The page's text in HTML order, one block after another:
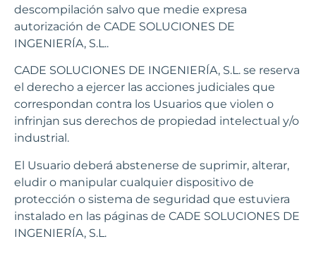
descompilación salvo que medie expresa
autorización de CADE SOLUCIONES DE
INGENIERÍA, S.L..
CADE SOLUCIONES DE INGENIERÍA, S.L. se reserva
el derecho a ejercer las acciones judiciales que
correspondan contra los Usuarios que violen o
infrinjan sus derechos de propiedad intelectual y/o
industrial.
El Usuario deberá abstenerse de suprimir, alterar,
eludir o manipular cualquier dispositivo de
protección o sistema de seguridad que estuviera
instalado en las páginas de CADE SOLUCIONES DE
INGENIERÍA, S.L.